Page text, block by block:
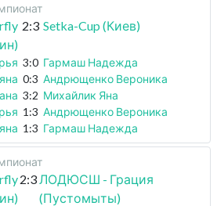
2:3 Setka-Cup (Киев)
3:0 Гармаш Надежда
0:3 Андрющенко Вероника
3:2 Михайлик Яна
1:3 Андрющенко Вероника
1:3 Гармаш Надежда
2:3 ЛОДЮСШ - Грация
(Пустомыты)